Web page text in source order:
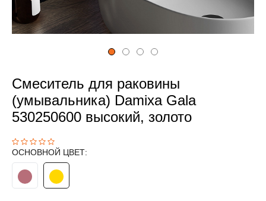
Смеситель для раковины
(умывальника) Damixa Gala
530250600 высокий, золото
ОСНОВНОЙ ЦВЕТ: